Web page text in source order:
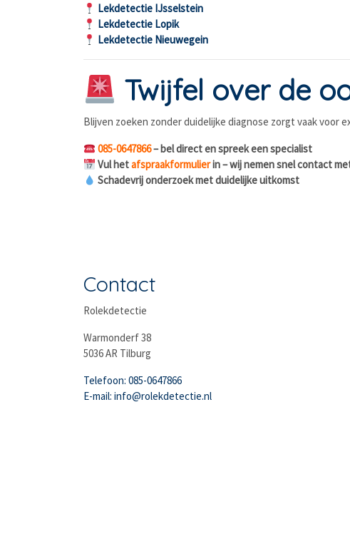
Lekdetectie IJsselstein
Lekdetectie Lopik
Lekdetectie Nieuwegein
Twijfel over de
Blijven zoeken zonder duidelijke diagnose zorgt vaak voor
085-0647866– bel direct en spreek een specialist
Vul hetafspraakformulierin – wij nemen snel contact
Schadevrij onderzoek met duidelijke uitkomst
Contact
Rolekdetectie
Warmonderf 38
5036 AR Tilburg
Telefoon: 085-0647866
E-mail: info@rolekdetectie.nl